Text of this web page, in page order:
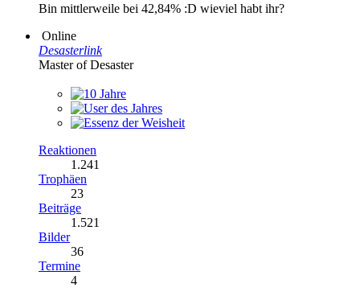
Bin mittlerweile bei 42,84% :D wieviel habt ihr?
Online
Desasterlink
Master of Desaster
Reaktionen
1.241
Trophäen
23
Beiträge
1.521
Bilder
36
Termine
4